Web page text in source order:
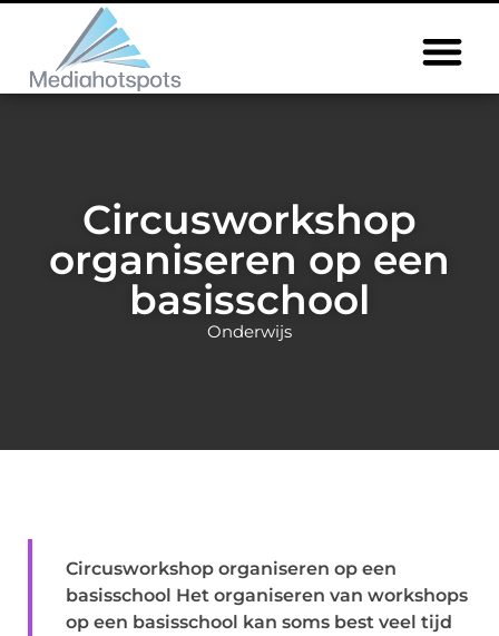
Circusworkshop
organiseren op een
basisschool
Onderwijs
Circusworkshop organiseren op een
basisschool Het organiseren van workshops
op een basisschool kan soms best veel tijd